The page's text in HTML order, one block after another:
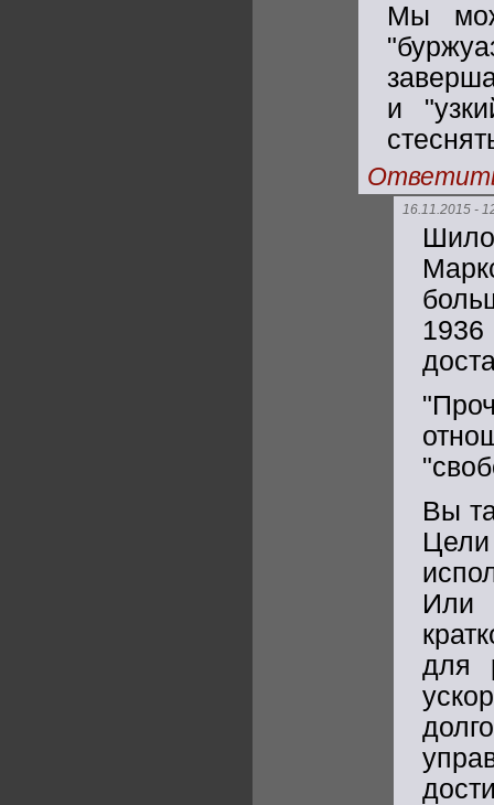
Мы
и
16.11.2015 -
Вы
Или
для